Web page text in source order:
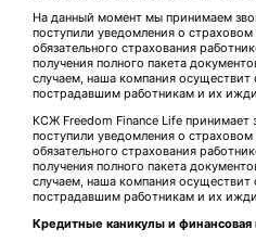
На данный момент мы принимаем
поступили уведомления о
обязательного страхования
получения полного пакета
случаем, наша компания осуществит
пострадавшим работникам и их
КСЖ Freedom Finance Life принимает
поступили уведомления о
обязательного страхования
получения полного пакета
случаем, наша компания осуществит
пострадавшим работникам и их
Кредитные каникулы и